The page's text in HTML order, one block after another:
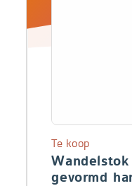
gevormd
Te koop